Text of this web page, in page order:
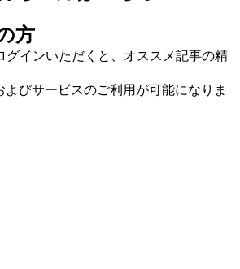
方
グインいただくと、オススメ記事の精
びサービスのご利用が可能になりま